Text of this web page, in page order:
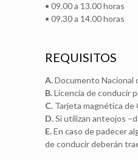
• 09.00 a 13.00 horas
• 09.30 a 14.00 horas
REQUISITOS
A.Documento Nacional
B.Licencia de conducir
C. Tarjeta magnética de
D.Si utilizan anteojos
E.En caso de padecer
de conducir deberán